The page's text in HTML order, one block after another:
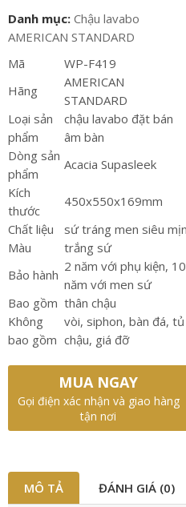
Danh mục: Chậu lavabo
AMERICAN STANDARD
Mã
WP-F419
Hãng
AMERICAN
STANDARD
Loại sản
phẩm
chậu lavabo đặt bán
âm bàn
Dòng sản
phẩm
Acacia Supasleek
Kích
thước
450x550x169mm
Chất liệu
sứ tráng men siêu mịn
Màu
trắng sứ
Bảo hành
2 năm với phụ kiện, 10
năm với men sứ
Bao gồm thân chậu
Không
bao gồm
vòi, siphon, bàn đá, tủ
chậu, giá đỡ
MUA NGAY
Gọi điện xác nhận và giao hàng
tận nơi
MÔ TẢ ĐÁNH GIÁ (0)